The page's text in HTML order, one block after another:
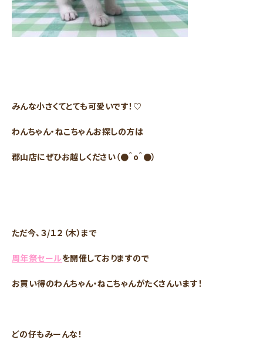
みんな小さくてとても可愛いです！♡
わんちゃん・ねこちゃんお探しの方は
郡山店にぜひお越しください（●＾o＾●）
ただ今、３/１２（木）まで
周年祭セールを開催しておりますので
お買い得のわんちゃん・ねこちゃんがたくさんいます！
どの仔もみーんな！